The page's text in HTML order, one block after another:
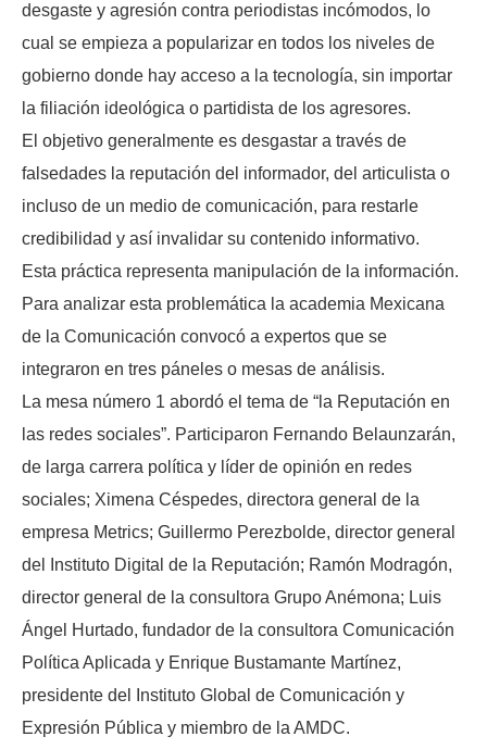
desgaste y agresión contra periodistas incómodos, lo
cual se empieza a popularizar en todos los niveles de
gobierno donde hay acceso a la tecnología, sin importar
la filiación ideológica o partidista de los agresores.
El objetivo generalmente es desgastar a través de
falsedades la reputación del informador, del articulista o
incluso de un medio de comunicación, para restarle
credibilidad y así invalidar su contenido informativo.
Esta práctica representa manipulación de la información.
Para analizar esta problemática la academia Mexicana
de la Comunicación convocó a expertos que se
integraron en tres páneles o mesas de análisis.
La mesa número 1 abordó el tema de “la Reputación en
las redes sociales”. Participaron Fernando Belaunzarán,
de larga carrera política y líder de opinión en redes
sociales; Ximena Céspedes, directora general de la
empresa Metrics; Guillermo Perezbolde, director general
del Instituto Digital de la Reputación; Ramón Modragón,
director general de la consultora Grupo Anémona; Luis
Ángel Hurtado, fundador de la consultora Comunicación
Política Aplicada y Enrique Bustamante Martínez,
presidente del Instituto Global de Comunicación y
Expresión Pública y miembro de la AMDC.